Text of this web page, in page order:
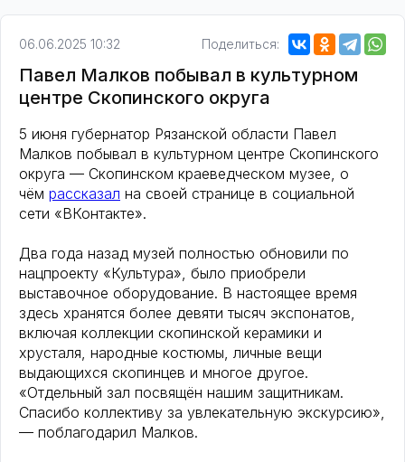
06.06.2025 10:32 Поделиться:
Павел Малков побывал в культурном
центре Скопинского округа
5 июня губернатор Рязанской области Павел
Малков побывал в культурном центре Скопинского
округа — Скопинском краеведческом музее, о
чём рассказал на своей странице в социальной
сети «ВКонтакте».
Два года назад музей полностью обновили по
нацпроекту «Культура», было приобрели
выставочное оборудование. В настоящее время
здесь хранятся более девяти тысяч экспонатов,
включая коллекции скопинской керамики и
хрусталя, народные костюмы, личные вещи
выдающихся скопинцев и многое другое.
«Отдельный зал посвящён нашим защитникам.
Спасибо коллективу за увлекательную экскурсию»,
— поблагодарил Малков.